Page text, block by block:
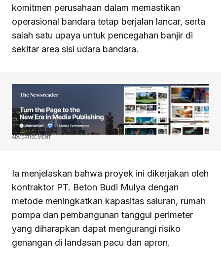
komitmen perusahaan dalam memastikan
operasional bandara tetap berjalan lancar, serta
salah satu upaya untuk pencegahan banjir di
sekitar area sisi udara bandara.
ADVERTISEMENT
Ia menjelaskan bahwa proyek ini dikerjakan oleh
kontraktor PT. Beton Budi Mulya dengan
metode meningkatkan kapasitas saluran, rumah
pompa dan pembangunan tanggul perimeter
yang diharapkan dapat mengurangi risiko
genangan di landasan pacu dan apron.